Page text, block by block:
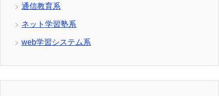
通信教育系
ネット学習塾系
web学習システム系